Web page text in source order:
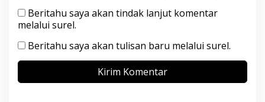
Beritahu saya akan tindak lanjut komentar
melalui surel.
Beritahu saya akan tulisan baru melalui surel.